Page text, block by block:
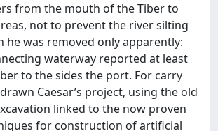
from the mouth of the Tiber to
not to prevent the river silting
he was removed only apparently:
waterway reported at least
to the sides the port. For carry
Caesar’s project, using the old
linked to the now proven
for construction of artificial